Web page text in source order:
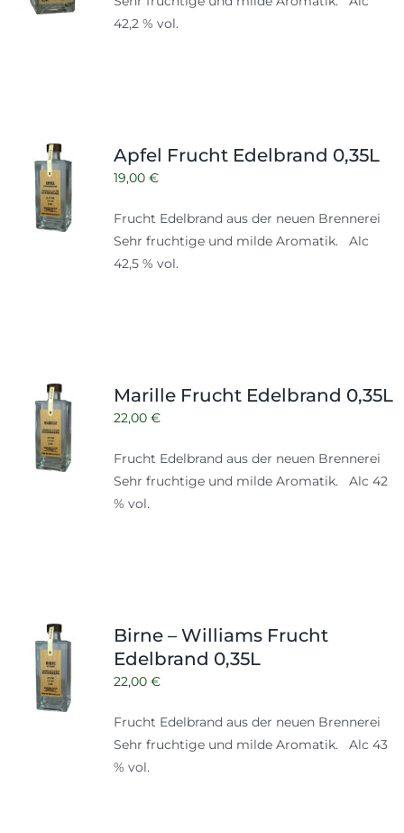
42,2 % vol.
Apfel Frucht Edelbrand 0,35L
19,00 €
Frucht Edelbrand aus der neuen Brennerei
Sehr fruchtige und milde Aromatik. Alc
42,5 % vol.
Marille Frucht Edelbrand 0,35L
22,00 €
Frucht Edelbrand aus der neuen Brennerei
Sehr fruchtige und milde Aromatik. Alc 42
% vol.
Birne – Williams Frucht
Edelbrand 0,35L
22,00 €
Frucht Edelbrand aus der neuen Brennerei
Sehr fruchtige und milde Aromatik. Alc 43
% vol.